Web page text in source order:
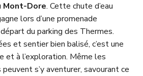
Mont-Dore. Cette chute d’eau
lors d’une promenade
du parking des Thermes.
et sentier bien balisé, c’est une
et à l’exploration. Même les
s’y aventurer, savourant ce